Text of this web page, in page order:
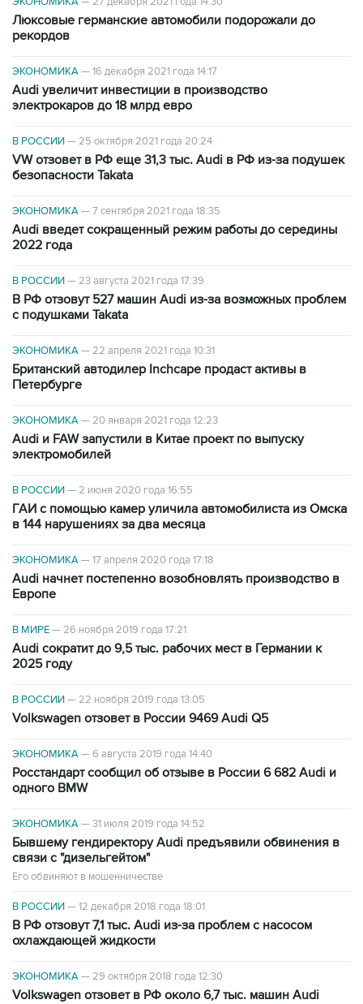
Люксовые германские автомобили подорожали до
рекордов
ЭКОНОМИКА—16 декабря 2021 года 14:17
Audi увеличит инвестиции в производство
электрокаров до 18 млрд евро
В РОССИИ—25 октября 2021 года 20:24
VW отзовет в РФ еще 31,3 тыс. Audi в РФ из-за подушек
безопасности Takata
ЭКОНОМИКА—7 сентября 2021 года 18:35
Audi введет сокращенный режим работы до середины
2022 года
В РОССИИ—23 августа 2021 года 17:39
В РФ отзовут 527 машин Audi из-за возможных проблем
с подушками Takata
ЭКОНОМИКА—22 апреля 2021 года 10:31
Британский автодилер Inchcape продаст активы в
Петербурге
ЭКОНОМИКА—20 января 2021 года 12:23
Audi и FAW запустили в Китае проект по выпуску
электромобилей
В РОССИИ—2 июня 2020 года 16:55
ГАИ с помощью камер уличила автомобилиста из Омска
в 144 нарушениях за два месяца
ЭКОНОМИКА—17 апреля 2020 года 17:18
Audi начнет постепенно возобновлять производство в
Европе
В МИРЕ—26 ноября 2019 года 17:21
Audi сократит до 9,5 тыс. рабочих мест в Германии к
2025 году
В РОССИИ—22 ноября 2019 года 13:05
Volkswagen отзовет в России 9469 Audi Q5
ЭКОНОМИКА—6 августа 2019 года 14:40
Росстандарт сообщил об отзыве в России 6 682 Audi и
одного BMW
ЭКОНОМИКА—31 июля 2019 года 14:52
Бывшему гендиректору Audi предъявили обвинения в
связи с "дизельгейтом"
Его обвиняют в мошенничестве
В РОССИИ—12 декабря 2018 года 18:01
В РФ отзовут 7,1 тыс. Audi из-за проблем с насосом
охлаждающей жидкости
ЭКОНОМИКА—29 октября 2018 года 12:30
Volkswagen отзовет в РФ около 6,7 тыс. машин Audi